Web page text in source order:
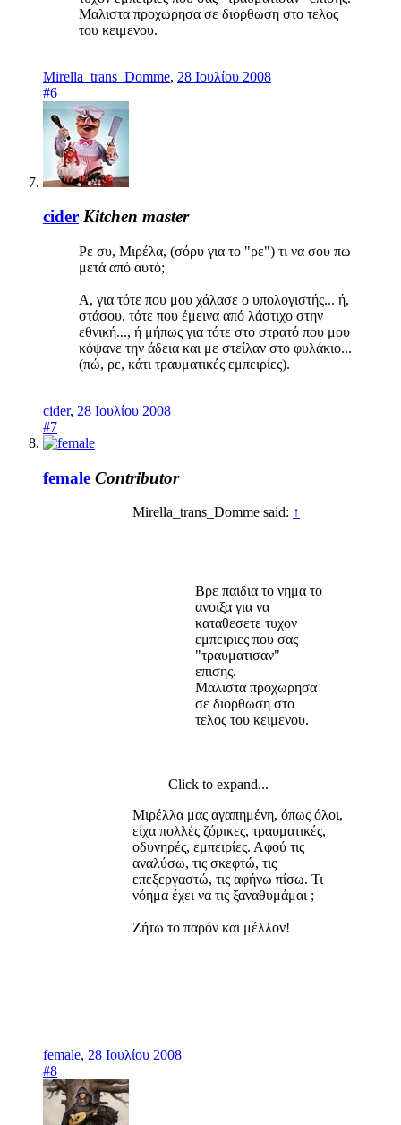
Μαλιστα προχωρησα σε διορθωση στο τελος
του κειμενου.
Mirella_trans_Domme, 28 Ιουλίου 2008
#6
cider Kitchen master
Ρε συ, Μιρέλα, (σόρυ για το "ρε") τι να σου πω
μετά από αυτό;
Α, για τότε που μου χάλασε ο υπολογιστής... ή,
στάσου, τότε που έμεινα από λάστιχο στην
εθνική..., ή μήπως για τότε στο στρατό που μου
κόψανε την άδεια και με στείλαν στο φυλάκιο...
(πώ, ρε, κάτι τραυματικές εμπειρίες).
cider, 28 Ιουλίου 2008
#7
female Contributor
Mirella_trans_Domme said: ↑
Βρε παιδια το νημα το
ανοιξα για να
καταθεσετε τυχον
εμπειριες που σας
"τραυματισαν"
επισης.
Μαλιστα προχωρησα
σε διορθωση στο
τελος του κειμενου.
Click to expand...
Μιρέλλα μας αγαπημένη, όπως όλοι,
είχα πολλές ζόρικες, τραυματικές,
οδυνηρές, εμπειρίες. Αφού τις
αναλύσω, τις σκεφτώ, τις
επεξεργαστώ, τις αφήνω πίσω. Τι
νόημα έχει να τις ξαναθυμάμαι ;
Ζήτω το παρόν και μέλλον!
female, 28 Ιουλίου 2008
#8